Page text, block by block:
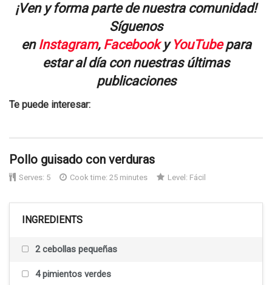
¡Ven y forma parte de nuestra comunidad!
Síguenos
en Instagram, Facebooky YouTubepara
estar al día con nuestras últimas
publicaciones
Te puede interesar:
Pollo guisado con verduras
Serves: 5 Cook time: 25 minutes Level: Fácil
INGREDIENTS
2 cebollas pequeñas
4 pimientos verdes